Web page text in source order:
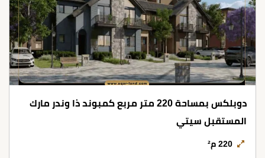
دوبلكس بمساحة 220 متر مربع كمبوند ذا وندر مارك
المستقبل سيتي
220 م²